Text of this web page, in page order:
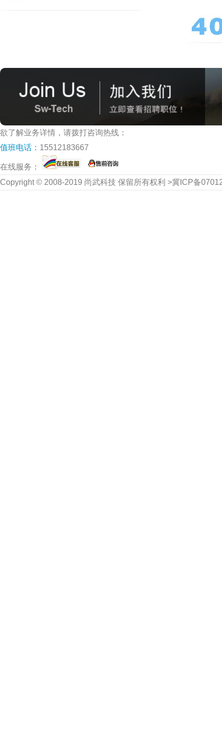
欲了解业务详情，请拨打咨询热线：
值班电话： 15512183667
在线服务：
Copyright © 2008-2019 尚武科技 保留所有权利 >冀ICP备